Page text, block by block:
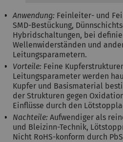
Anwendung: Feinleiter- und
SMD-Bestückung,
Hybridschaltungen, bei
Wellenwiderständen und
Leitungsparametern.
Vorteile: Feine
Leitungsparameter werden
Kupfer und Basismaterial
der Strukturen gegen
Einflüsse durch den
Nachteile: Aufwendiger als
und Bleizinn-Technik,
Nicht RoHS-konform durch